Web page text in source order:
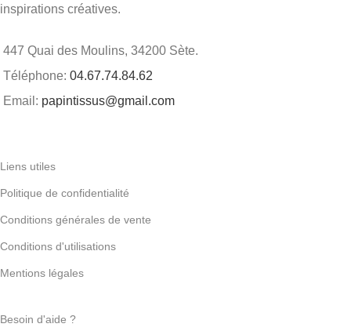
inspirations créatives.
447 Quai des Moulins, 34200 Sète.
Téléphone: 04.67.74.84.62
Email: papintissus@gmail.com
Liens utiles
Politique de confidentialité
Conditions générales de vente
Conditions d'utilisations
Mentions légales
Besoin d'aide ?